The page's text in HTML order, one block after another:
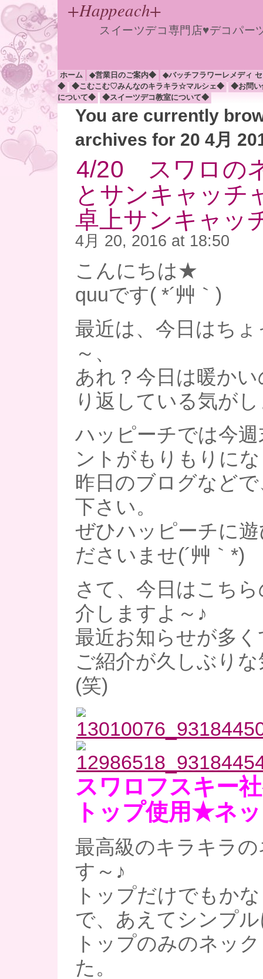
+Happeach+
スイーツデコ専門店♥デコパ
ホーム ◆営業日のご案内◆
◆バッチフラワーレメディ
◆
◆こむこむ♡みんなのキラキラ☆マルシェ◆
◆お問
について◆
◆スイーツデコ教室について◆
You are currently
archives for 20 4月
4/20 スワロの
とサンキャッチ
卓上サンキャッ
4月 20, 2016 at 18:50
こんにちは★
quuです( *´艸｀)
最近は、今日はち
～、
あれ？今日は暖か
り返している気が
ハッピーチでは今
ントがもりもりに
昨日のブログなど
下さい。
ぜひハッピーチに
ださいませ(´艸｀*)
さて、今日はこち
介しますよ～♪
最近お知らせが多
ご紹介が久しぶり
(笑)
スワロフスキー
トップ使用★ネ
最高級のキラキラ
す～♪
トップだけでもか
で、あえてシンプ
トップのみのネッ
た。